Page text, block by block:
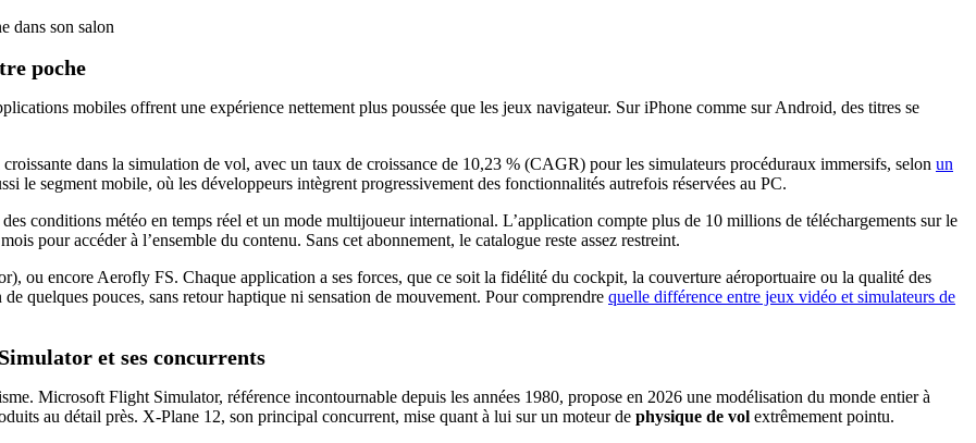
poche
mobiles offrent une expérience nettement plus poussée que les jeux navigateur. Sur iPhone comme sur Android, des titres se
dans la simulation de vol, avec un taux de croissance de 10,23 % (CAGR) pour les simulateurs procéduraux immersifs, selon un
le segment mobile, où les développeurs intègrent progressivement des fonctionnalités autrefois réservées au PC.
conditions météo en temps réel et un mode multijoueur international. L’application compte plus de 10 millions de téléchargements sur le
pour accéder à l’ensemble du contenu. Sans cet abonnement, le catalogue reste assez restreint.
ou encore Aerofly FS. Chaque application a ses forces, que ce soit la fidélité du cockpit, la couverture aéroportuaire ou la qualité des
quelques pouces, sans retour haptique ni sensation de mouvement. Pour comprendre quelle différence entre jeux vidéo et simulateurs de
et ses concurrents
Microsoft Flight Simulator, référence incontournable depuis les années 1980, propose en 2026 une modélisation du monde entier à
au détail près. X-Plane 12, son principal concurrent, mise quant à lui sur un moteur de physique de vol extrêmement pointu.